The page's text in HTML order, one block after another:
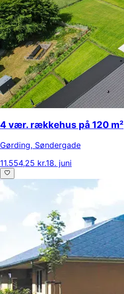
4 vær. rækkehus på 120 m²
Gørding, Søndergade
11.554,25 kr.18. juni